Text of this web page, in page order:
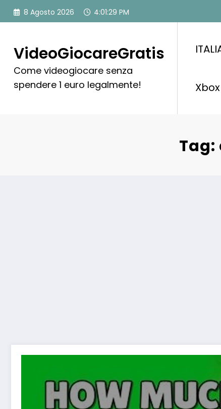
8 Agosto 2026 4:01:30 PM
VideoGiocareGratis
Come videogiocare senza
spendere 1 euro legalmente!